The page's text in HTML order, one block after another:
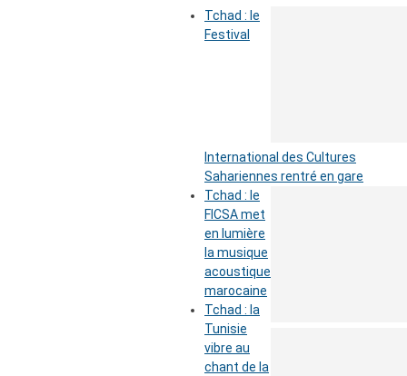
Tchad : le
Festival
International des Cultures
Sahariennes rentré en gare
Tchad : le
FICSA met
en lumière
la musique
acoustique
marocaine
Tchad : la
Tunisie
vibre au
chant de la